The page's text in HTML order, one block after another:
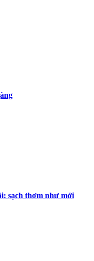
sạch thơm như mới